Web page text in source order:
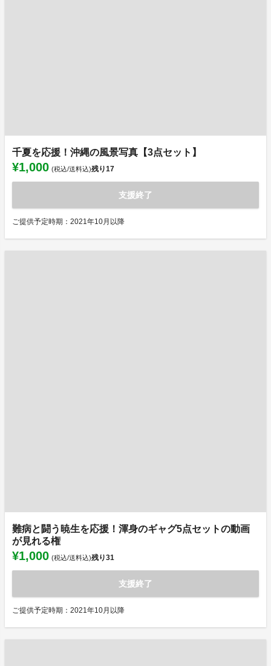
千夏を応援！沖縄の風景写真【3点セット】
¥1,000 (税込/送料込)残り17
支援終了
ご提供予定時期：2021年10月以降
難病と闘う暁生を応援！渾身のギャグ5点セットの動画
が見れる権
¥1,000 (税込/送料込)残り31
支援終了
ご提供予定時期：2021年10月以降